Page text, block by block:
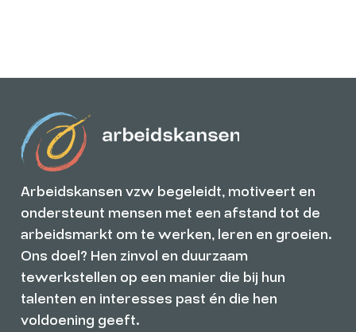
Arbeidskansen vzw begeleidt, motiveert en
ondersteunt mensen met een afstand tot de
arbeidsmarkt om te werken, leren en groeien.
Ons doel? Hen zinvol en duurzaam
tewerkstellen op een manier die bij hun
talenten en interesses past én die hen
voldoening geeft.